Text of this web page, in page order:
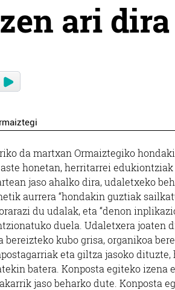
ari
da martxan Ormaiztegiko
honetan, herritarrei
jaso ahalko dira, udaletxeko
aurrera “hondakin guztiak
du udalak, eta “denon
duela. Udaletxera joaten
bereizteko kubo grisa, organikoa
eta giltza jasoko
batera. Konposta egiteko izena
jaso beharko dute. Konposta